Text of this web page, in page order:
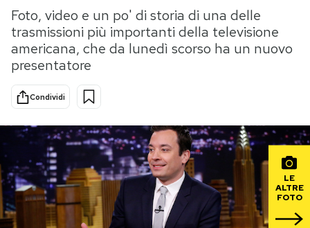
Tecnologia
Internet
Scienza
Cultura
Economia
Storie/Idee
Ok Boomer!
Media
PODCAST
NEWSLETTER
Foto, video e un po' di storia di una delle
trasmissioni più importanti della televisione
americana, che da lunedì scorso ha un nuovo
presentatore
Condividi
LE
ALTRE
FOTO